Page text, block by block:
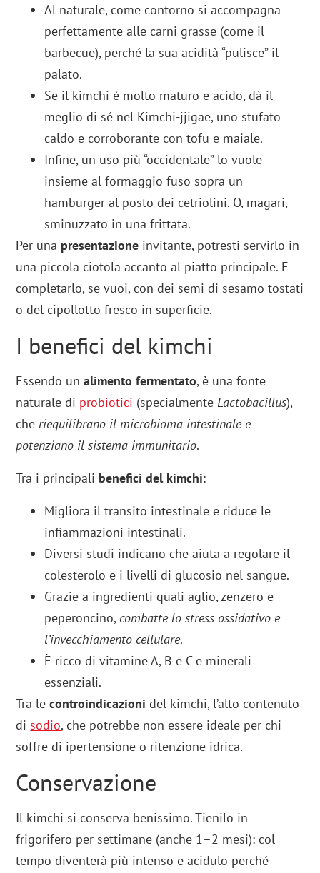
Al naturale, come contorno si accompagna
perfettamente alle carni grasse (come il
barbecue), perché la sua acidità “pulisce” il
palato.
Se il kimchi è molto maturo e acido, dà il
meglio di sé nel Kimchi-jjigae, uno stufato
caldo e corroborante con tofu e maiale.
Infine, un uso più “occidentale” lo vuole
insieme al formaggio fuso sopra un
hamburger al posto dei cetriolini. O, magari,
sminuzzato in una frittata.
Per una presentazione invitante, potresti servirlo in
una piccola ciotola accanto al piatto principale. E
completarlo, se vuoi, con dei semi di sesamo tostati
o del cipollotto fresco in superficie.
I benefici del kimchi
Essendo unalimento fermentato, è una fonte
naturale di probiotici (specialmenteLactobacillus),
cheriequilibrano il microbioma intestinale e
potenziano il sistema immunitario.
Tra i principali benefici del kimchi:
Migliora il transito intestinale e riduce le
infiammazioni intestinali.
Diversi studi indicano che aiuta a regolare il
colesterolo e i livelli di glucosio nel sangue.
Grazie a ingredienti quali aglio, zenzero e
peperoncino, combatte lo stress ossidativo e
l’invecchiamento cellulare.
È ricco di vitamine A, B e C e minerali
essenziali.
Tra lecontroindicazioni del kimchi, l’alto contenuto
di sodio, che potrebbe non essere ideale per chi
soffre di ipertensione o ritenzione idrica.
Conservazione
Il kimchi si conserva benissimo. Tienilo in
frigorifero per settimane (anche 1–2 mesi): col
tempo diventerà più intenso e acidulo perché